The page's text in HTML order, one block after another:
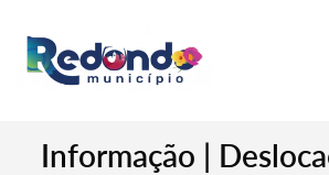
Informação |